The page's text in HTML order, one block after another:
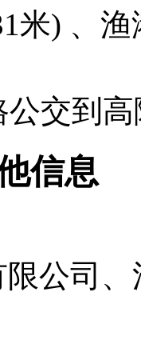
米) 、
公交到
信息
公司